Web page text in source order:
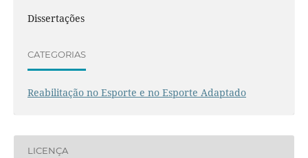
Dissertações
CATEGORIAS
Reabilitação no Esporte e no Esporte Adaptado
LICENÇA